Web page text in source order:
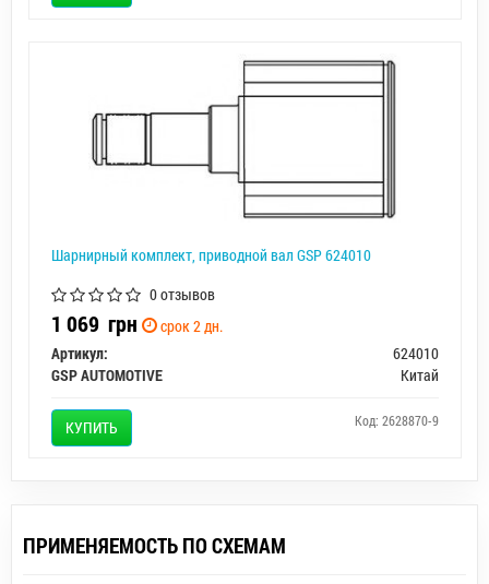
Шарнирный комплект, приводной вал GSP 624010
0 отзывов
1 069 грн
срок 2 дн.
Артикул:
624010
GSP AUTOMOTIVE
Китай
КУПИТЬ Код: 2628870-9
ПРИМЕНЯЕМОСТЬ ПО СХЕМАМ